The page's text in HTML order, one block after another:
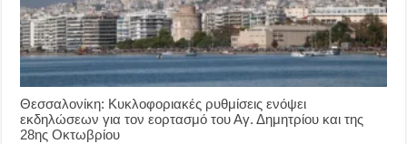
Θεσσαλονίκη: Κυκλοφοριακές ρυθμίσεις ενόψει
εκδηλώσεων για τον εορτασμό του Αγ. Δημητρίου και της
28ης Οκτωβρίου